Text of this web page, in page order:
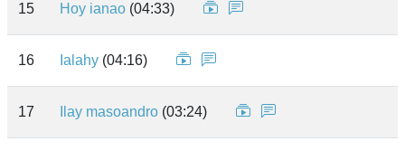
15 Hoy ianao (04:33)
16 Ialahy (04:16)
17 Ilay masoandro (03:24)